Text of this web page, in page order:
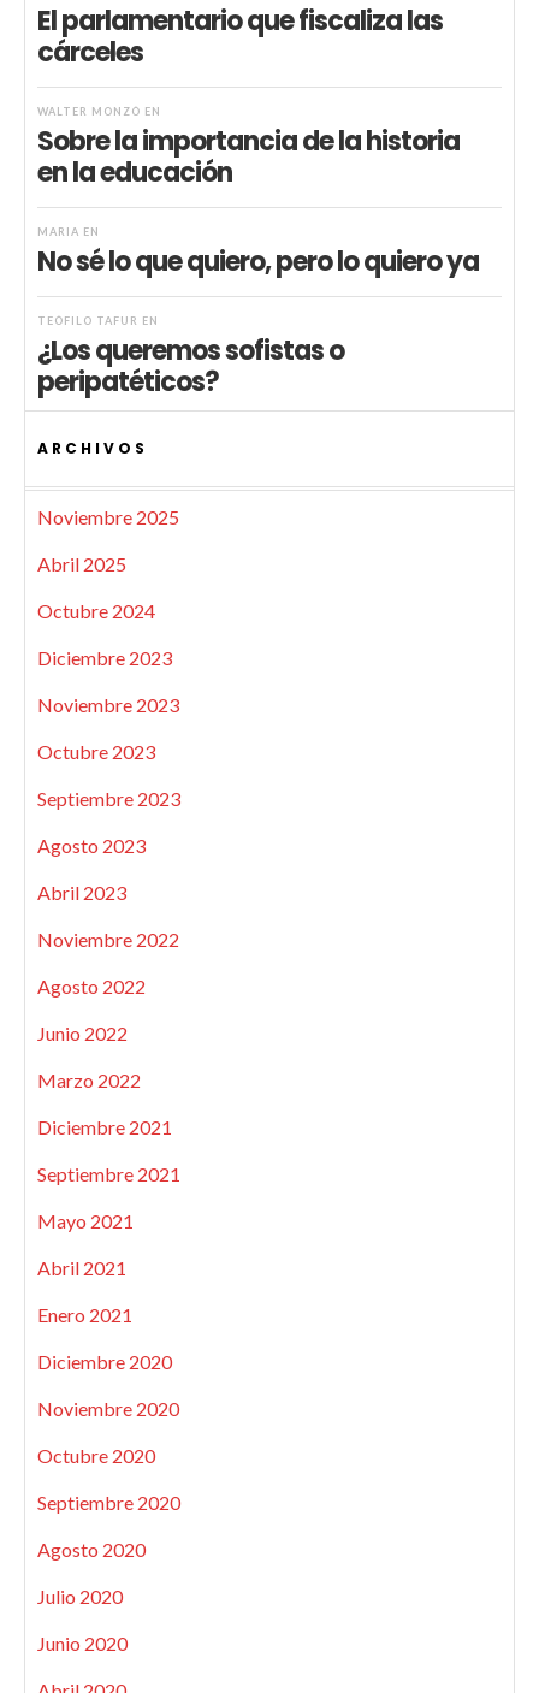
El parlamentario que fiscaliza las
cárceles
WALTER MONZÓ EN
Sobre la importancia de la historia
en la educación
MARIA EN
No sé lo que quiero, pero lo quiero ya
TEÓFILO TAFUR EN
¿Los queremos sofistas o
peripatéticos?
ARCHIVOS
Noviembre 2025
Abril 2025
Octubre 2024
Diciembre 2023
Noviembre 2023
Octubre 2023
Septiembre 2023
Agosto 2023
Abril 2023
Noviembre 2022
Agosto 2022
Junio 2022
Marzo 2022
Diciembre 2021
Septiembre 2021
Mayo 2021
Abril 2021
Enero 2021
Diciembre 2020
Noviembre 2020
Octubre 2020
Septiembre 2020
Agosto 2020
Julio 2020
Junio 2020